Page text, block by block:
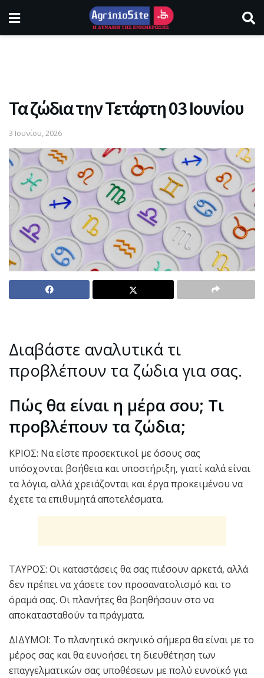
Τα ζώδια την Τετάρτη 03 Ιουνίου
3 Ιουνίου, 2026
Διαβάστε αναλυτικά τι
προβλέπουν τα ζώδια για σας.
Πώς θα είναι η μέρα σου; Τι
προβλέπουν τα ζώδια;
ΚΡΙΟΣ: Να είστε προσεκτικοί με όσους σας
υπόσχονται βοήθεια και υποστήριξη, γιατί καλά είναι
τα λόγια, αλλά χρειάζονται και έργα προκειμένου να
έχετε τα επιθυμητά αποτελέσματα.
ΤΑΥΡΟΣ: Οι καταστάσεις θα σας πιέσουν αρκετά, αλλά
δεν πρέπει να χάσετε τον προσανατολισμό και το
όραμά σας. Οι πλανήτες θα βοηθήσουν στο να
αποκατασταθούν τα πράγματα.
ΔΙΔΥΜΟΙ: Το πλανητικό σκηνικό σήμερα θα είναι με το
μέρος σας και θα ευνοήσει τη διευθέτηση των
επαγγελματικών σας υποθέσεων με πολύ ευνοϊκό για